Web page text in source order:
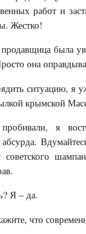
работ и
Жестко!
была
она
ситуацию, я
крымской
я
абсурда.
советского
Я – да.
что